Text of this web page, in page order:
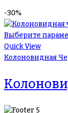
-30%
Выберите
Quick View
Колоновидная